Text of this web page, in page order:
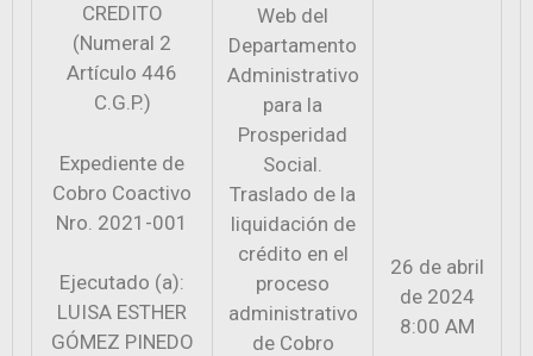
CREDITO
(Numeral 2
Artículo 446
C.G.P.)
Expediente de
Cobro Coactivo
Nro. 2021-001
Ejecutado (a):
LUISA ESTHER
GÓMEZ PINEDO
Web del
Departamento
Administrativo
para la
Prosperidad
Social.
Traslado de la
liquidación de
crédito en el
proceso
administrativo
de Cobro
26 de abril
de 2024
8:00 AM